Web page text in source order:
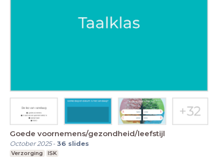
Goede voornemens/gezondheid/leefstijl
October 2025-36 slides
Verzorging ISK